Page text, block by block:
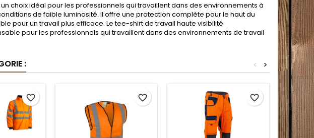
choix idéal pour les professionnels qui travaillent dans des environnements à
de faible luminosité. Il offre une protection complète pour le haut du
pour un travail plus efficace. Le tee-shirt de travail haute visibilité
pour les professionnels qui travaillent dans des environnements de travail
: >
<
favorite_border favorite_border favorite_border